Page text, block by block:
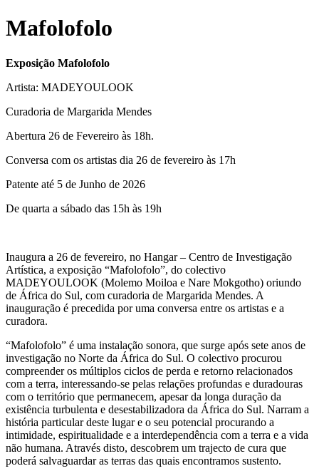
Mafolofolo
Exposição Mafolofolo
Artista: MADEYOULOOK
Curadoria de Margarida Mendes
Abertura 26 de Fevereiro às 18h.
Conversa com os artistas dia 26 de fevereiro às 17h
Patente até 5 de Junho de 2026
De quarta a sábado das 15h às 19h
Inaugura a 26 de fevereiro, no Hangar – Centro de Investigação
Artística, a exposição “Mafolofolo”, do colectivo
MADEYOULOOK (Molemo Moiloa e Nare Mokgotho) oriundo
de África do Sul, com curadoria de Margarida Mendes. A
inauguração é precedida por uma conversa entre os artistas e a
curadora.
“Mafolofolo” é uma instalação sonora, que surge após sete anos de
investigação no Norte da África do Sul. O colectivo procurou
compreender os múltiplos ciclos de perda e retorno relacionados
com a terra, interessando-se pelas relações profundas e duradouras
com o território que permanecem, apesar da longa duração da
existência turbulenta e desestabilizadora da África do Sul. Narram a
história particular deste lugar e o seu potencial procurando a
intimidade, espiritualidade e a interdependência com a terra e a vida
não humana. Através disto, descobrem um trajecto de cura que
poderá salvaguardar as terras das quais encontramos sustento.